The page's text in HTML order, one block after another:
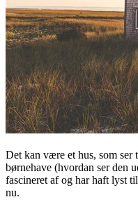
Det kan være et hus, som ser
børnehave (hvordan ser den
fascineret af og har haft lyst
nu.